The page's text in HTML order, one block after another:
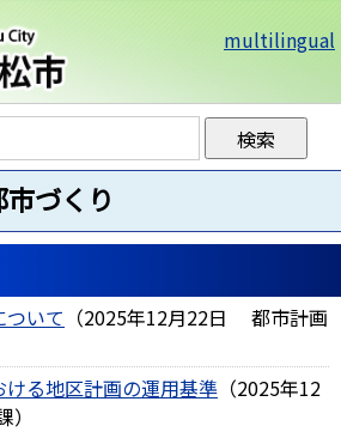
multilingual
づくり
いて （2025年12月22日
都市計画
る地区計画の運用基準 （2025年12
）